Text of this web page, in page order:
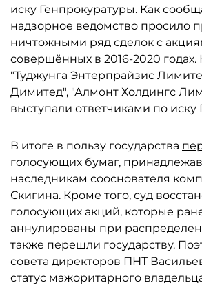
иску Генпрокуратуры. Как
надзорное ведомство просило
ничтожными ряд сделок с
совершённых в 2016-2020
"Туджунга Энтерпрайзис
Димитед", "Алмонт Холдингс
выступали ответчиками по иску
В итоге в пользу государства
голосующих бумаг,
наследникам сооснователя
Скигина. Кроме того, суд
голосующих акций, которые
аннулированы при
также перешли государству.
совета директоров ПНТ
статус мажоритарного